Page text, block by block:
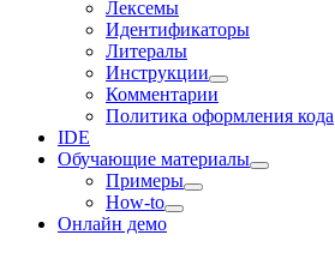
Лексемы
Идентификаторы
Литералы
Инструкции
Комментарии
Политика оформления кода
IDE
Обучающие материалы
Примеры
How-to
Онлайн демо